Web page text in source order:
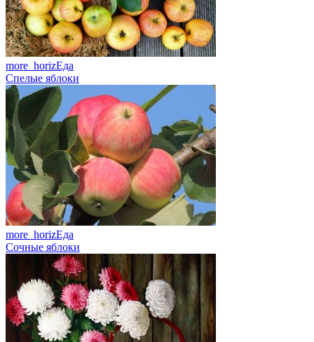
more_horizЕда
Спелые яблоки
more_horizЕда
Сочные яблоки